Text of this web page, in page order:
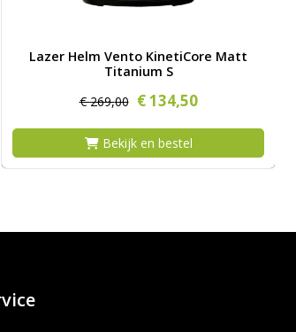
Lazer Helm Vento KinetiCore Matt
Titanium S
€269,00 €134,50
Bekijk en bestel